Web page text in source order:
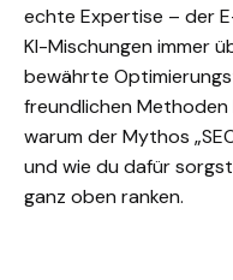
echte Expertise – der
KI-Mischungen immer
bewährte
freundlichen
warum der Mythos
und wie du dafür
ganz oben ranken.